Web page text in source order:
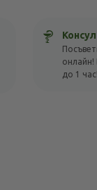
онлайн!
до 1 час!